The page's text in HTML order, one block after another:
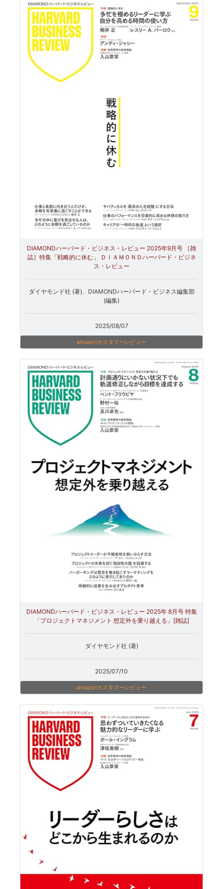
DIAMONDハーバード・ビジネス・レビュー 2025年9月号 ［雑
誌］特集「戦略的に休む」 ＤＩＡＭＯＮＤハーバード・ビジネ
ス・レビュー
ダイヤモンド社 (著)、DIAMONDハーバード・ビジネス編集部
(編集)
2025/08/07
amazonカスタマーレビュー
DIAMONDハーバード・ビジネス・レビュー 2025年 8月号 特集
「プロジェクトマネジメント 想定外を乗り越える」[雑誌]
ダイヤモンド社 (著)
2025/07/10
amazonカスタマーレビュー